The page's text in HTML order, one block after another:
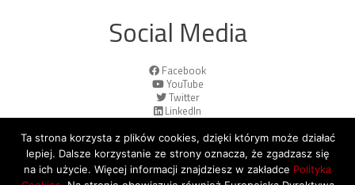
Social Media
Facebook
YouTube
Twitter
LinkedIn
Ta strona korzysta z plików cookies, dzięki którym może działać
lepiej. Dalsze korzystanie ze strony oznacza, że zgadzasz się
na ich użycie. Więcej informacji znajdziesz w zakładce Polityka